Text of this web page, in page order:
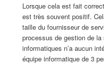
Lorsque cela est fait
est très souvent positif.
taille du fournisseur de
processus de gestion de
informatiques n’a aucun
équipe informatique de 3